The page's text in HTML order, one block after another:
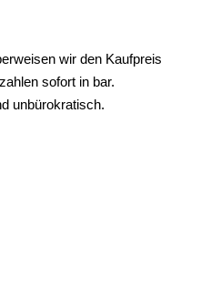
wir den Kaufpreis
sofort in bar.
unbürokratisch.